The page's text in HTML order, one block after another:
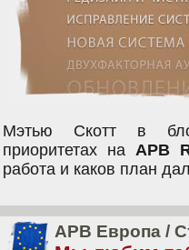
Мэтью Скотт в
приоритетах на APB
работа и каков план
APB Европа /